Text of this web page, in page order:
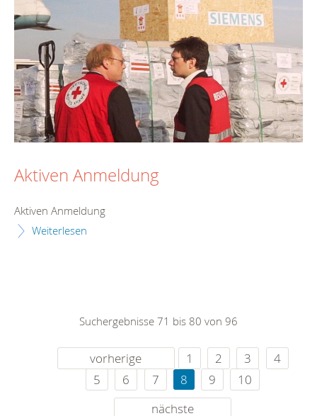
Aktiven Anmeldung
Aktiven Anmeldung
Weiterlesen
Suchergebnisse 71 bis 80 von 96
vorherige 1 2 3
4
5
6 7 8 9
10
nächste